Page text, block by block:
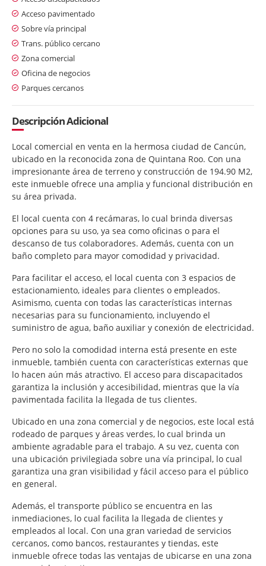
Acceso pavimentado
Sobre vía principal
Trans. público cercano
Zona comercial
Oficina de negocios
Parques cercanos
Descripción Adicional
Local comercial en venta en la hermosa ciudad de Cancún,
ubicado en la reconocida zona de Quintana Roo. Con una
impresionante área de terreno y construcción de 194.90 M2,
este inmueble ofrece una amplia y funcional distribución en
su área privada.
El local cuenta con 4 recámaras, lo cual brinda diversas
opciones para su uso, ya sea como oficinas o para el
descanso de tus colaboradores. Además, cuenta con un
baño completo para mayor comodidad y privacidad.
Para facilitar el acceso, el local cuenta con 3 espacios de
estacionamiento, ideales para clientes o empleados.
Asimismo, cuenta con todas las características internas
necesarias para su funcionamiento, incluyendo el
suministro de agua, baño auxiliar y conexión de electricidad.
Pero no solo la comodidad interna está presente en este
inmueble, también cuenta con características externas que
lo hacen aún más atractivo. El acceso para discapacitados
garantiza la inclusión y accesibilidad, mientras que la vía
pavimentada facilita la llegada de tus clientes.
Ubicado en una zona comercial y de negocios, este local está
rodeado de parques y áreas verdes, lo cual brinda un
ambiente agradable para el trabajo. A su vez, cuenta con
una ubicación privilegiada sobre una vía principal, lo cual
garantiza una gran visibilidad y fácil acceso para el público
en general.
Además, el transporte público se encuentra en las
inmediaciones, lo cual facilita la llegada de clientes y
empleados al local. Con una gran variedad de servicios
cercanos, como bancos, restaurantes y tiendas, este
inmueble ofrece todas las ventajas de ubicarse en una zona